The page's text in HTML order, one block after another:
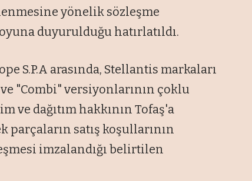
yönelik sözleşme
duyurulduğu hatırlatıldı.
S.P.A arasında, Stellantis markaları
"Combi" versiyonlarının çoklu
ve dağıtım hakkının Tofaş'a
satış koşullarının
imzalandığı belirtilen